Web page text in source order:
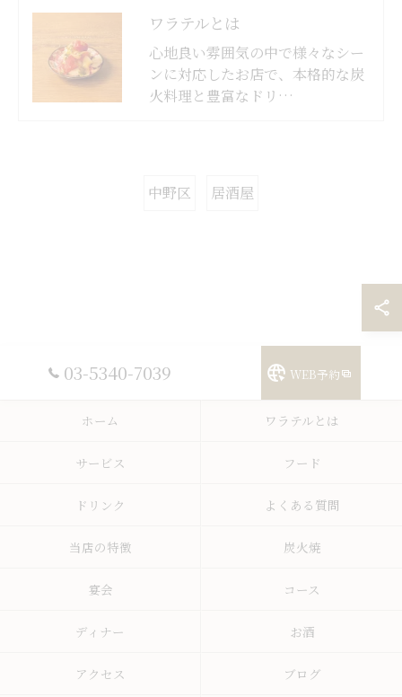
ワラテルとは
心地良い雰囲気の中で様々なシー
ンに対応したお店で、本格的な炭
火料理と豊富なドリ…
中野区 居酒屋
03-5340-7039 WEB予約
ホーム ワラテルとは
サービス フード
ドリンク よくある質問
当店の特徴 炭火焼
宴会 コース
ディナー お酒
アクセス ブログ